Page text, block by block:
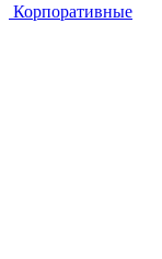
Корпоративные